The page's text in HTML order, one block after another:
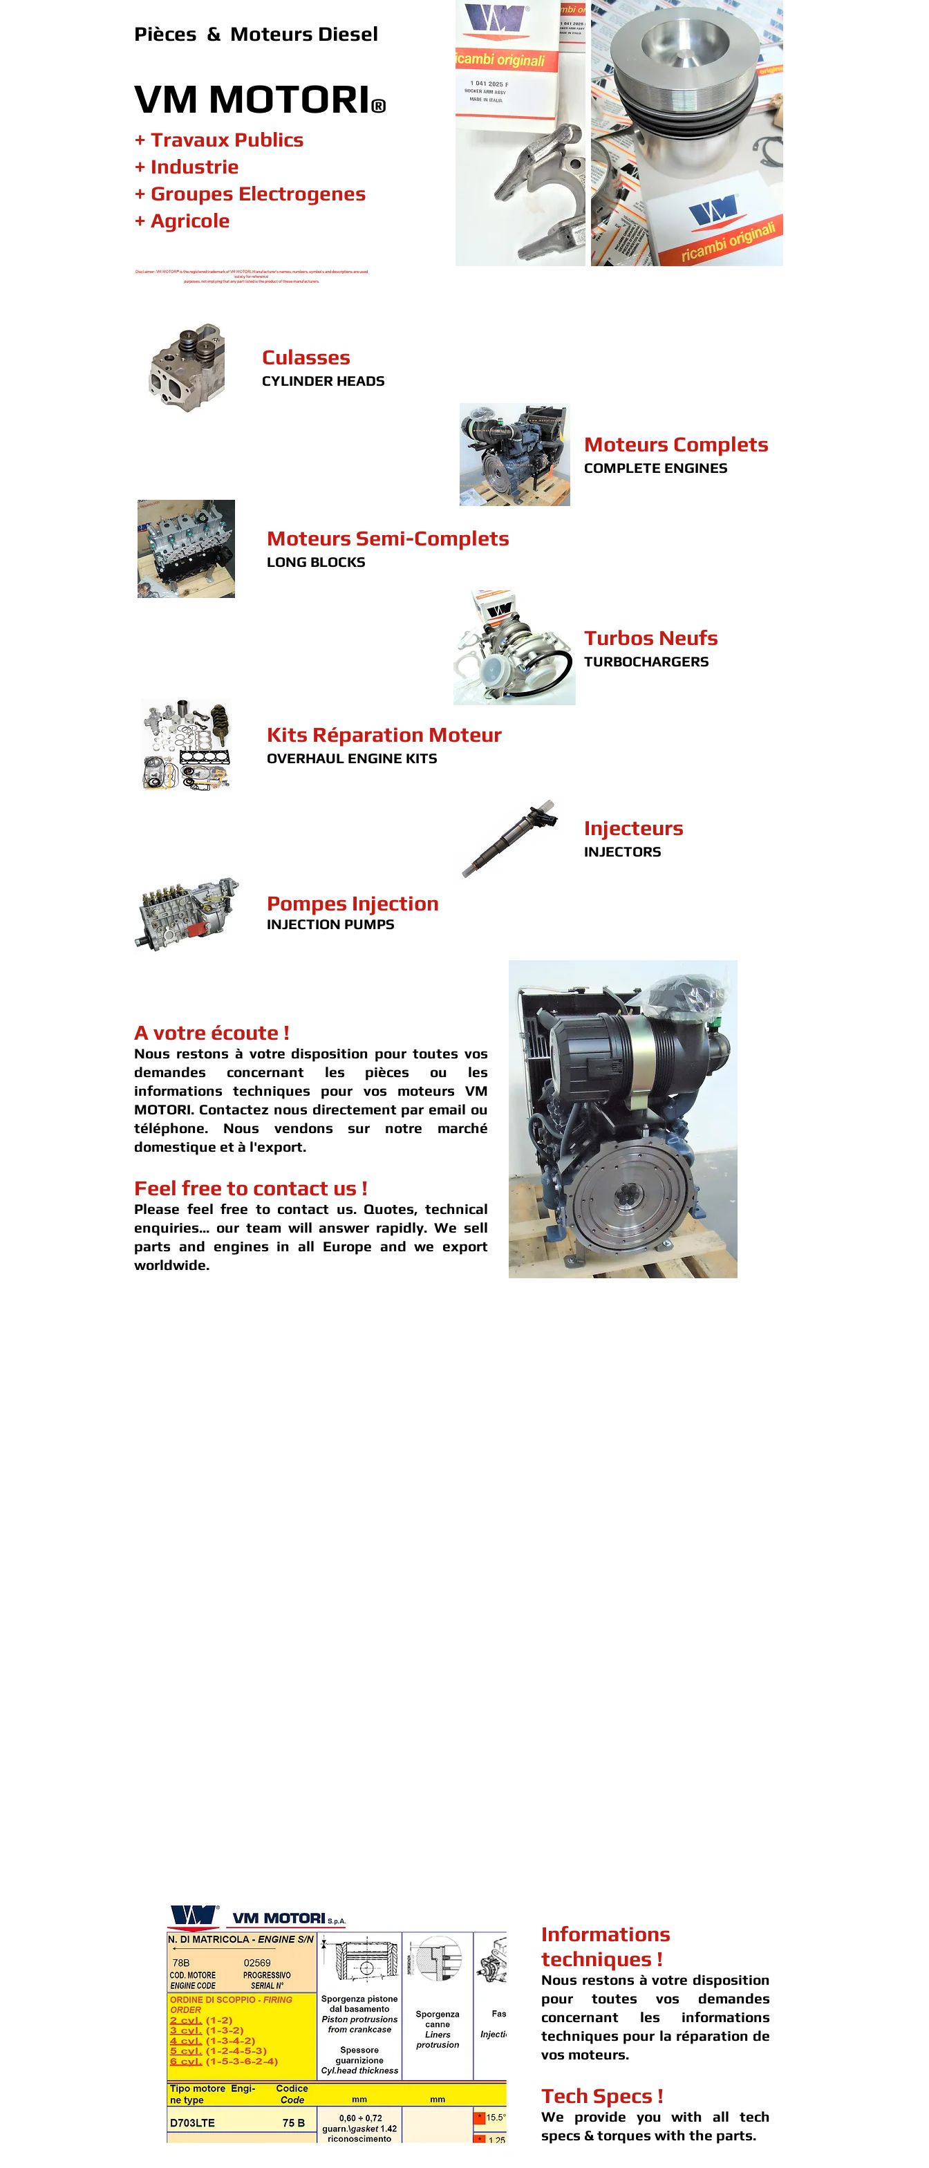
Pièces & Moteurs Diesel
VM MOTORI®
+ Travaux Publics
+ Industrie
+ Groupes Electrogenes
+ Agricole
Disclaimer : VM MOTORI® is the registered trademark of VM MOTORI. Manufacturer's names, numbers, symbols and descriptions are used
solely for reference
purposes, not implying that any part listed is the product of these manufacturers.
Culasses
CYLINDER HEADS
Moteurs Complets
COMPLETE ENGINES
Moteurs Semi-Complets
LONG BLOCKS
Turbos Neufs
TURBOCHARGERS
Kits Réparation Moteur
OVERHAUL ENGINE KITS
Pompes Injection
INJECTION PUMPS
Injecteurs
INJECTORS
A votre écoute !
Nous restons à votre disposition pour toutes vos
demandes concernant les pièces ou les
informations techniques pour vos moteurs VM
MOTORI. Contactez nous directement par email ou
téléphone. Nous vendons sur notre marché
domestique et à l'export.
Feel free to contact us !
Please feel free to contact us. Quotes, technical
enquiries... our team will answer rapidly. We sell
parts and engines in all Europe and we export
worldwide.
Informations
techniques !
Nous restons à votre disposition
pour toutes vos demandes
concernant les informations
techniques pour la réparation de
vos moteurs.
Tech Specs !
We provide you with all tech
specs & torques with the parts.